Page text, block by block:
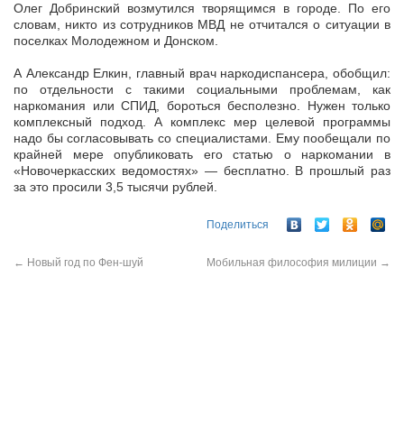
Олег Добринский возмутился творящимся в городе. По его
словам, никто из сотрудников МВД не отчитался о ситуации в
поселках Молодежном и Донском.
А Александр Елкин, главный врач наркодиспансера, обобщил:
по отдельности с такими социальными проблемам, как
наркомания или СПИД, бороться бесполезно. Нужен только
комплексный подход. А комплекс мер целевой программы
надо бы согласовывать со специалистами. Ему пообещали по
крайней мере опубликовать его статью о наркомании в
«Новочеркасских ведомостях» — бесплатно. В прошлый раз
за это просили 3,5 тысячи рублей.
Поделиться
← Новый год по Фен-шуй Мобильная философия милиции →